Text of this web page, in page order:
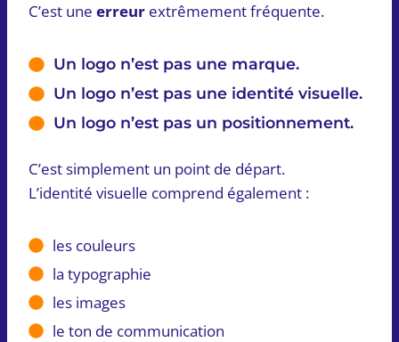
C’est une erreur extrêmement fréquente.
Un logo n’est pas une marque.
Un logo n’est pas une identité visuelle.
Un logo n’est pas un positionnement.
C’est simplement un point de départ.
L’identité visuelle comprend également :
les couleurs
la typographie
les images
le ton de communication